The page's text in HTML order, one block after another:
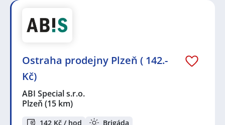
Ostraha prodejny Plzeň ( 142.-
Kč)
ABI Special s.r.o.
Plzeň (15 km)
142 Kč / hod Brigáda